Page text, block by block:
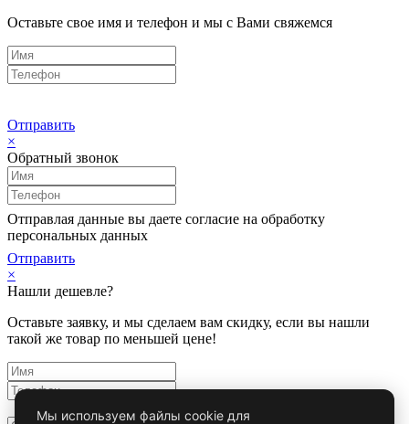
Мы используем файлы cookie для
Оставьте свое имя и телефон и мы с Вами свяжемся
Отправить
×
Обратный звонок
Отправлая данные вы даете согласие на обработку
персональных данных
Отправить
×
Нашли дешевле?
Оставьте заявку, и мы сделаем вам скидку, если вы нашли
такой же товар по меньшей цене!